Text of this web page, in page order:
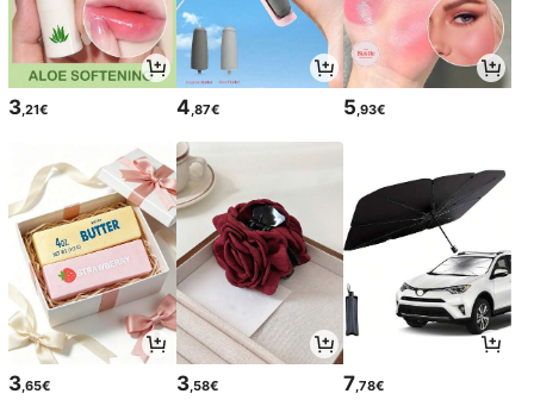
3,21€ 4,87€ 5,93€
3,65€ 3,58€ 7,78€